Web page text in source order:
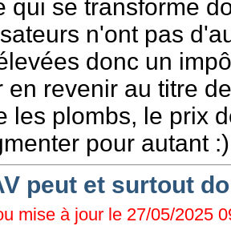
qui se transforme
n'ont pas
donc un
en revenir au titre
les plombs, le prix
pour autant :)
peut et surtout
mise à jour le 27/05/2025